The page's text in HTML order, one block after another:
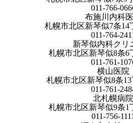
011-766-
布施川内科
札幌市北区新琴似7条14
011-764-
新琴似内科クリ
札幌市北区新琴似8条6
011-761-
横山医院
札幌市北区新琴似8条
011-761-
北札幌病院
札幌市北区新琴似9条1
011-756-1111